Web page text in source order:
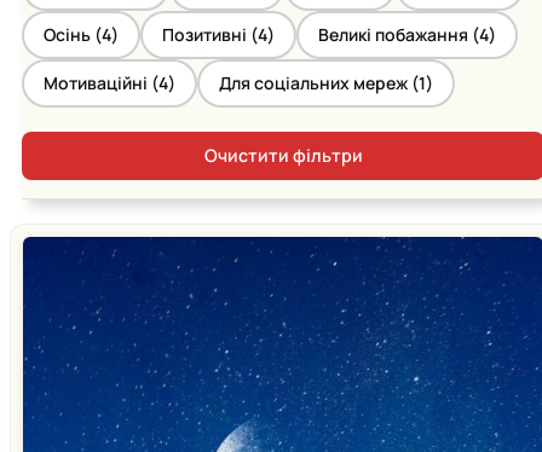
Осінь (4) Позитивні (4) Великі побажання (4)
Мотиваційні (4) Для соціальних мереж (1)
Очистити фільтри